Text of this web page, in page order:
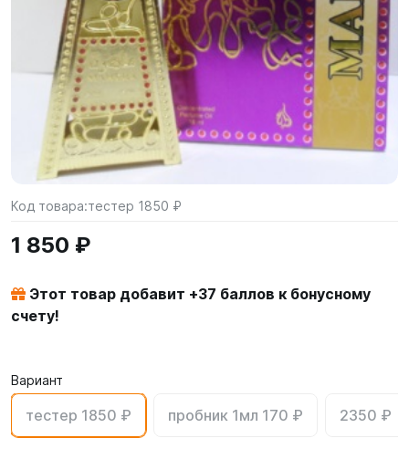
Код товара:тестер 1850 ₽
1 850 ₽
Этот товар добавит +37 баллов к бонусному
счету!
Вариант
тестер 1850 ₽ пробник 1мл 170 ₽ 2350 ₽